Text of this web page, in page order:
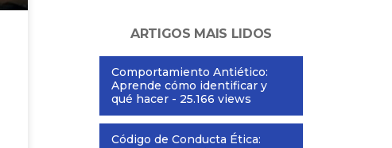
ARTIGOS MAIS LIDOS
Comportamiento Antiético:
Aprende cómo identificar y
qué hacer - 25.166 views
Código de Conducta Ética: